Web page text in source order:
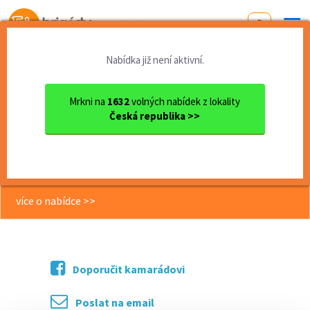
Od první brigády
Nabídka již není aktivní.
Mrkni na 1632volných nabídek z lokality
Česká republika >>
Moravskoslezský kraj
okres Frýdek-Místek
Frýdek-Místek
Brigáda v Tescu - 164 Kč/ho...
Brigáda v Tescu - 164 Kč/hod!
více o nabídce >>
Doporučit kamarádovi
Poslat na email